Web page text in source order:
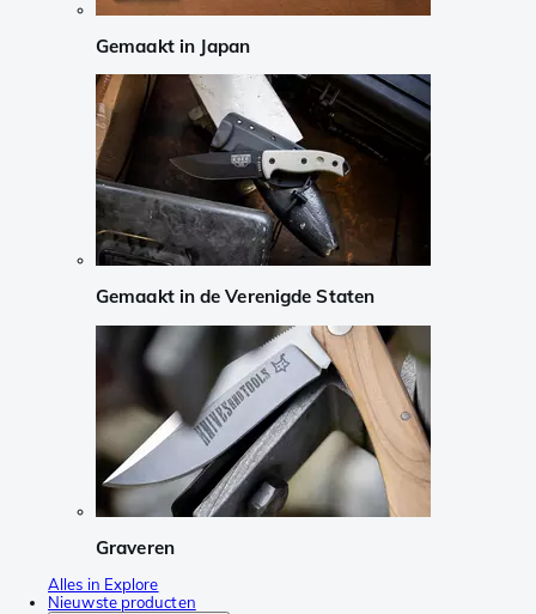
Gemaakt in Japan
Gemaakt in de Verenigde Staten
Graveren
Alles in Explore
Nieuwste producten